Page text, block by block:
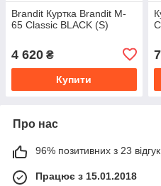
Brandit Куртка Brandit M-
65 Classic BLACK (S)
4 620 ₴
Купити
Про нас
96% позитивних з 23
Працює з 15.01.2018